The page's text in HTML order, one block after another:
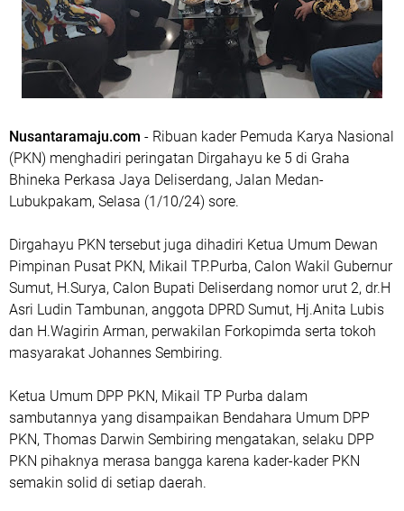
Nusantaramaju.com - Ribuan kader Pemuda Karya Nasional
(PKN) menghadiri peringatan Dirgahayu ke 5 di Graha
Bhineka Perkasa Jaya Deliserdang, Jalan Medan-
Lubukpakam, Selasa (1/10/24) sore.
Dirgahayu PKN tersebut juga dihadiri Ketua Umum Dewan
Pimpinan Pusat PKN, Mikail TP.Purba, Calon Wakil Gubernur
Sumut, H.Surya, Calon Bupati Deliserdang nomor urut 2, dr.H
Asri Ludin Tambunan, anggota DPRD Sumut, Hj.Anita Lubis
dan H.Wagirin Arman, perwakilan Forkopimda serta tokoh
masyarakat Johannes Sembiring.
Ketua Umum DPP PKN, Mikail TP Purba dalam
sambutannya yang disampaikan Bendahara Umum DPP
PKN, Thomas Darwin Sembiring mengatakan, selaku DPP
PKN pihaknya merasa bangga karena kader-kader PKN
semakin solid di setiap daerah.